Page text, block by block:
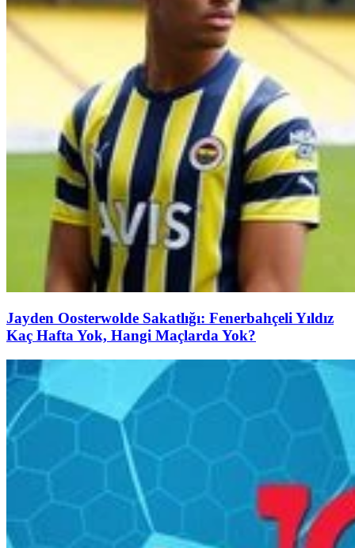
Jayden Oosterwolde Sakatlığı: Fenerbahçeli Yıldız
Kaç Hafta Yok, Hangi Maçlarda Yok?